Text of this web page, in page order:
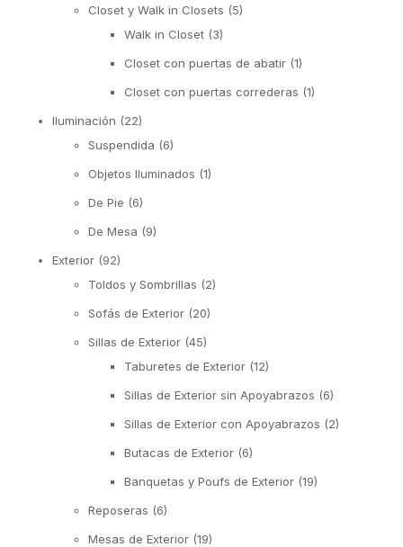
Closet y Walk in Closets (5)
Walk in Closet (3)
Closet con puertas de abatir (1)
Closet con puertas correderas (1)
Iluminación (22)
Suspendida (6)
Objetos Iluminados (1)
De Pie (6)
De Mesa (9)
Exterior (92)
Toldos y Sombrillas (2)
Sofás de Exterior (20)
Sillas de Exterior (45)
Taburetes de Exterior (12)
Sillas de Exterior sin Apoyabrazos (6)
Sillas de Exterior con Apoyabrazos (2)
Butacas de Exterior (6)
Banquetas y Poufs de Exterior (19)
Reposeras (6)
Mesas de Exterior (19)